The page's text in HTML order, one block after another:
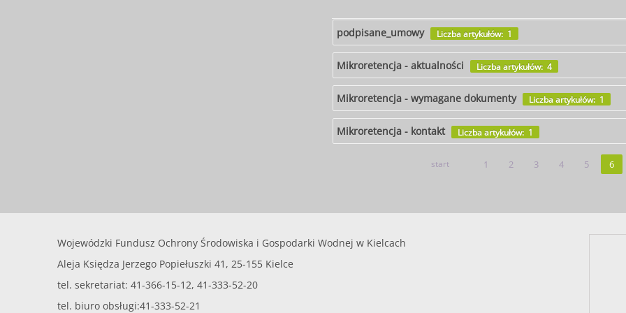
podpisane_umowy Liczba artykułów: 1
Mikroretencja - aktualności Liczba artykułów: 4
Mikroretencja - wymagane dokumenty Liczba artykułów: 1
Mikroretencja - kontakt Liczba artykułów: 1
start 1 2 3 4 5 6
Wojewódzki Fundusz Ochrony Środowiska i Gospodarki Wodnej w Kielcach
Aleja Księdza Jerzego Popiełuszki 41, 25-155 Kielce
tel. sekretariat: 41-366-15-12, 41-333-52-20
tel. biuro obsługi:41-333-52-21